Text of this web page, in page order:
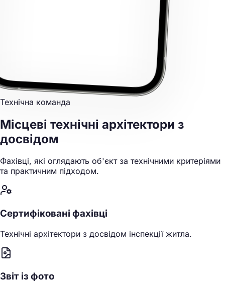
Технічна команда
Місцеві технічні архітектори з
досвідом
Фахівці, які оглядають об'єкт за технічними критеріями
та практичним підходом.
Сертифіковані фахівці
Технічні архітектори з досвідом інспекції житла.
Звіт із фото